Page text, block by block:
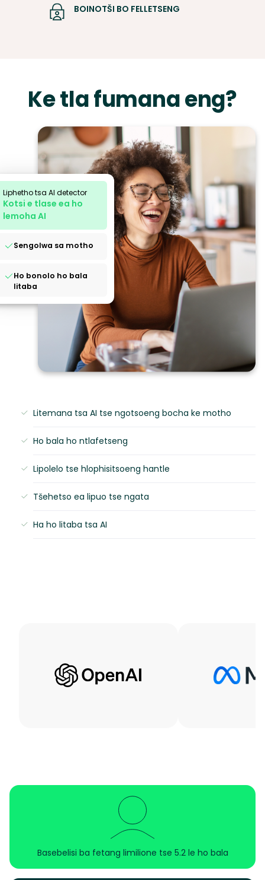
BOINOTŠI BO FELLETSENG
Ke tla fumana eng?
Liphetho tsa AI detector
Kotsi e tlase ea ho
lemoha AI
Sengolwa sa motho
Ho bonolo ho bala
litaba
Litemana tsa AI tse ngotsoeng bocha ke motho
Ho bala ho ntlafetseng
Lipolelo tse hlophisitsoeng hantle
Tšehetso ea lipuo tse ngata
Ha ho litaba tsa AI
Basebelisi ba fetang limilione tse 5.2 le ho bala